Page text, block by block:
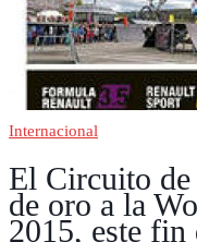
Internacional
El Circuito de
de oro a la
2015, este fin